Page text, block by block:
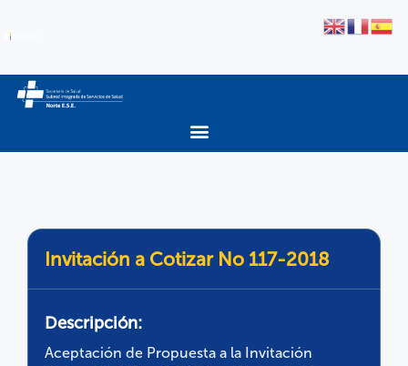
Invitación a Cotizar No 117-2018
Descripción:
Aceptación de Propuesta a la Invitación